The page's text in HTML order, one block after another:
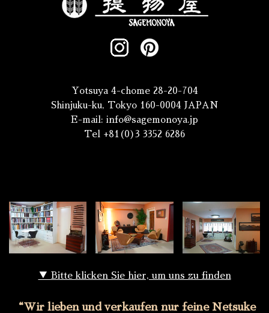
Yotsuya 4-chome 28-20-704
Shinjuku-ku, Tokyo 160-0004 JAPAN
E-mail: info@sagemonoya.jp
Tel +81(0)3 3352 6286
▼ Bitte klicken Sie hier, um uns zu finden
“Wir lieben und verkaufen nur feine Netsuke